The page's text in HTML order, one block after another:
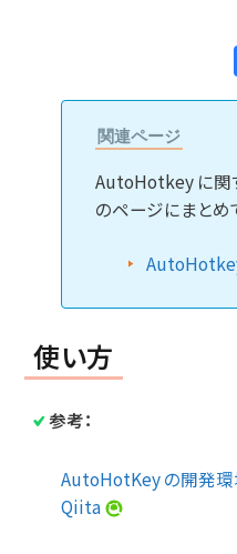
関連ページ
AutoHotkey に関
のページにまとめ
使い方
参考：
AutoHotKey の開発環
Qiita